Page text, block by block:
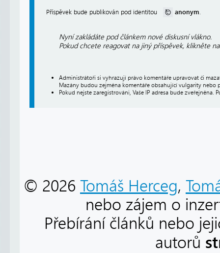
Příspěvek bude publikován pod identitou anonym.
Nyní zakládáte pod článkem nové diskusní vlákno.
Pokud chcete reagovat na jiný příspěvek, klikněte
Administrátoři si vyhrazují právo komentáře upravovat či
Mazány budou zejména komentáře obsahující vulgarity nebo
Pokud nejste zaregistrováni, Vaše IP adresa bude
© 2026 Tomáš Herceg,
nebo zájem o
Přebírání článků nebo
autorů